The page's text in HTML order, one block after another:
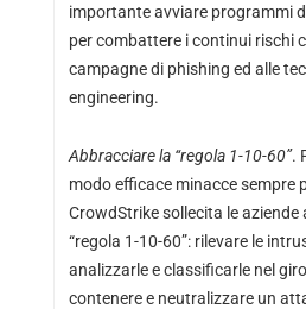
importante avviare programmi
per combattere i continui rischi
campagne di phishing ed alle
engineering.
Abbracciare la “regola 1-10-60”.
modo efficace minacce sempre
CrowdStrike sollecita le
“regola 1-10-60”: rilevare le
analizzarle e classificarle nel
contenere e neutralizzare un